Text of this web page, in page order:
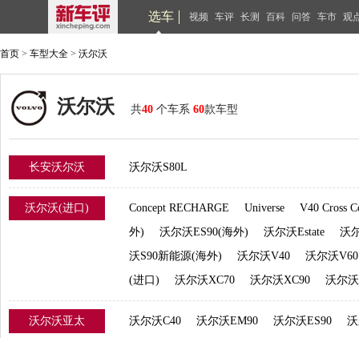
选车 视频 车评 长测 百科 问答 车市 观
首页 > 车型大全 > 沃尔沃
沃尔沃 共40 个车系 60款车型
长安沃尔沃 沃尔沃S80L
沃尔沃(进口) Concept RECHARGE Universe
V40 Cross
外)
沃尔沃ES90(海外) 沃尔沃Estate
沃
沃S90新能源(海外)
沃尔沃V40
沃尔沃V60
(进口)
沃尔沃XC70 沃尔沃XC90 沃尔
沃尔沃亚太 沃尔沃C40 沃尔沃EM90 沃尔沃ES90